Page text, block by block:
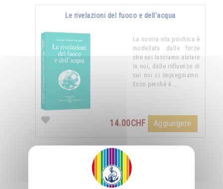
Le rivelazioni del fuoco e dell'acqua
La nostra vita psichica è
modellata dalle forze
che noi lasciamo abitare
in noi, dalle influenze di
cui noi ci impregniamo.
Ecco perché è …
14.00CHF Aggiungere
Nutrirsi di luce